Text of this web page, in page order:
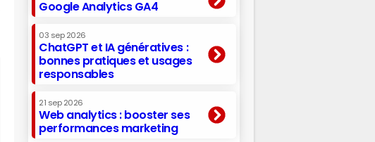
Google Analytics GA4
03 sep 2026
ChatGPT et IA génératives :
bonnes pratiques et usages
responsables
21 sep 2026
Web analytics : booster ses
performances marketing